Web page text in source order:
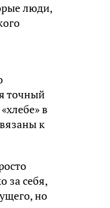
люди,
точный
в
к
за себя,
но